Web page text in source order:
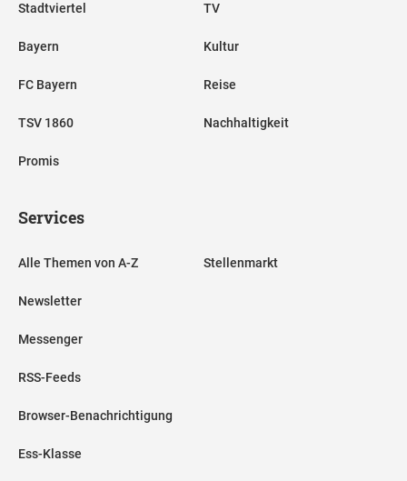
Stadtviertel
Bayern
FC Bayern
TSV 1860
Promis
TV
Kultur
Reise
Nachhaltigkeit
Services
Alle Themen von A-Z
Newsletter
Messenger
RSS-Feeds
Browser-Benachrichtigung
Ess-Klasse
Stellenmarkt